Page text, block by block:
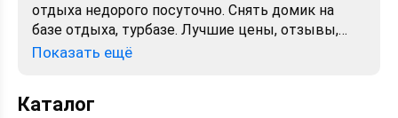
отдыха недорого посуточно. Снять домик на
базе отдыха, турбазе. Лучшие цены, отзывы,
фото, карта. Официальный сайт. Забронировать
Показать ещё
Каталог